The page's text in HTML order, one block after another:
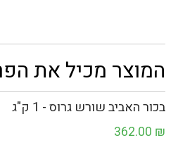
המוצר מכיל את
בכור האביב שורש גרוס - 1 ק"ג
362.00 ₪